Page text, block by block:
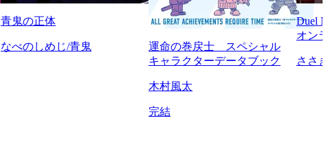
青鬼の正体
なべのしめじ/青鬼
運命の巻戻士 スペシャル
キャラクターデータブック
木村風太
完結
Duel
オン
ささ